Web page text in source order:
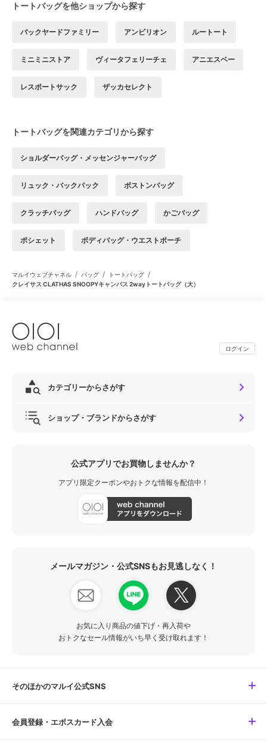
トートバッグを他ショップから探す
バックヤードファミリー アンビリオン ルートート
ミニミニストア ヴィータフェリーチェ アニエスベー
レスポートサック ザッカセレクト
トートバッグを関連カテゴリから探す
ショルダーバッグ・メッセンジャーバッグ
リュック・バックパック ボストンバッグ
クラッチバッグ ハンドバッグ かごバッグ
ポシェット ボディバッグ・ウエストポーチ
マルイウェブチャネル / バッグ / トートバッグ /
クレイサス CLATHAS SNOOPYキャンバス 2wayトートバッグ（大）
ログイン
カテゴリーからさがす
ショップ・ブランドからさがす
公式アプリでお買物しませんか？
アプリ限定クーポンやおトクな情報を配信中！
メールマガジン・公式SNSもお見逃しなく！
お気に入り商品の値下げ・再入荷や
おトクなセール情報がいち早く受け取れます！
そのほかのマルイ公式SNS
会員登録・エポスカード入会